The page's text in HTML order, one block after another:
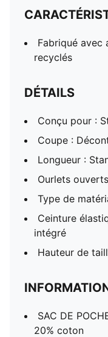
Fabriqué avec
recyclés
DÉTAILS
Conçu pour :
Coupe :
Longueur :
Ourlets ouverts
Type de
Ceinture
intégré
Hauteur de
SAC DE
20% coton